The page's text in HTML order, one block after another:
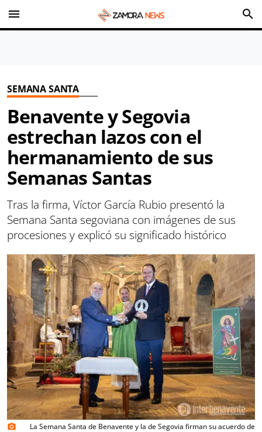
menu search
SEMANA SANTA
Benavente y Segovia
estrechan lazos con el
hermanamiento de sus
Semanas Santas
Tras la firma, Víctor García Rubio presentó la
Semana Santa segoviana con imágenes de sus
procesiones y explicó su significado histórico
photo_camera
La Semana Santa de Benavente y la de Segovia firman su acuerdo de